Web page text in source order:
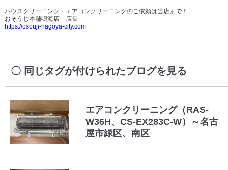
ハウスクリーニング・エアコンクリーニングのご依頼は当店まで！
おそうじ本舗鳴海店 店長
https://osouji-nagoya-city.com
同じタグが付けられたブログを見る
エアコンクリーニング（RAS-
W36H、CS-EX283C-W）～名古
屋市緑区、南区